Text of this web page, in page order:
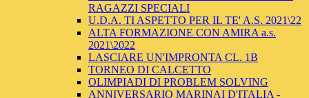
RAGAZZI SPECIALI
U.D.A. TI ASPETTO PER IL TE' A.S. 2021\22
ALTA FORMAZIONE CON AMIRA a.s.
2021\2022
LASCIARE UN'IMPRONTA CL. 1B
TORNEO DI CALCETTO
OLIMPIADI DI PROBLEM SOLVING
ANNIVERSARIO MARINAI D'ITALIA -